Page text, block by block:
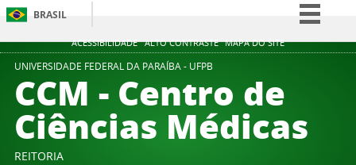
ACESSIBILIDADE ALTO CONTRASTE MAPA DO SITE
BRASIL
Simplifique!
Participe
Acesso à informação
Legislação
UNIVERSIDADE FEDERAL DA PARAÍBA - UFPB
CCM - Centro de
Ciências Médicas
REITORIA